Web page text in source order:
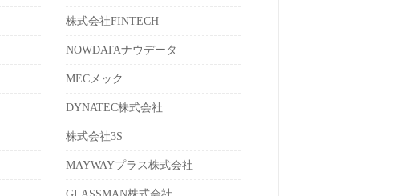
株式会社FINTECH
NOWDATAナウデータ
MECメック
DYNATEC株式会社
株式会社3S
MAYWAYプラス株式会社